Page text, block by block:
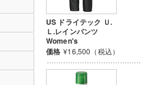
US ドライテック Ｕ.
Ｌ.レインパンツ
Women's
価格 ¥16,500（税込）